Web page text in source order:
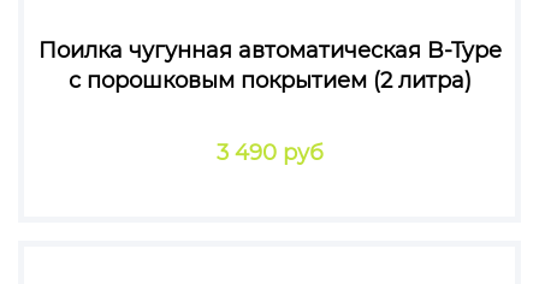
Поилка чугунная автоматическая B-Type
с порошковым покрытием (2 литра)
3 490 руб